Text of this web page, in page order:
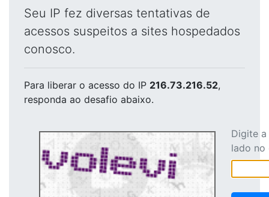
Seu IP fez diversas tentativas de
acessos suspeitos a sites hospedados
conosco.
Para liberar o acesso do IP 216.73.216.52,
responda ao desafio abaixo.
Digite
lado no